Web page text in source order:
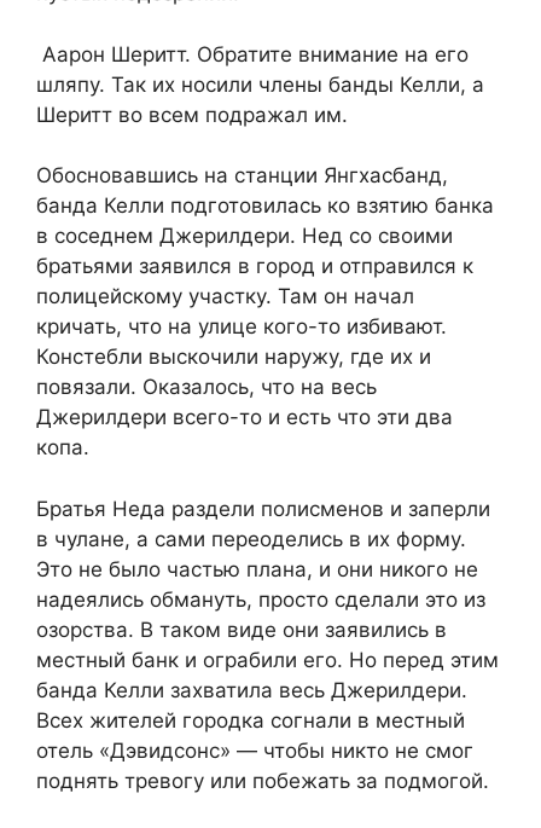
Аарон Шеритт. Обратите внимание на его
шляпу. Так их носили члены банды Келли, а
Шеритт во всем подражал им.
Обосновавшись на станции Янгхасбанд,
банда Келли подготовилась ко взятию банка
в соседнем Джерилдери. Нед со своими
братьями заявился в город и отправился к
полицейскому участку. Там он начал
кричать, что на улице кого-то избивают.
Констебли выскочили наружу, где их и
повязали. Оказалось, что на весь
Джерилдери всего-то и есть что эти два
копа.
Братья Неда раздели полисменов и заперли
в чулане, а сами переоделись в их форму.
Это не было частью плана, и они никого не
надеялись обмануть, просто сделали это из
озорства. В таком виде они заявились в
местный банк и ограбили его. Но перед этим
банда Келли захватила весь Джерилдери.
Всех жителей городка согнали в местный
отель «Дэвидсонс» — чтобы никто не смог
поднять тревогу или побежать за подмогой.